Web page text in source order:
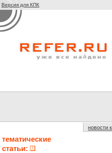
Версия для КПК
новости
тематические
статьи: